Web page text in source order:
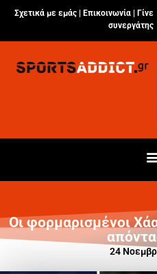
Σχετικά με εμάς | Επικοινωνία
Γίνε
συνεργάτης
Οι φορμαρισμένοι
24